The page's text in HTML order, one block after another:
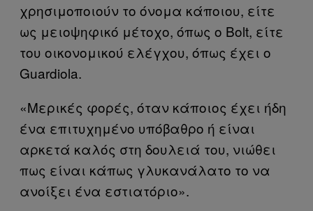
χρησιμοποιούν το όνομα κάποιου, είτε
ως μειοψηφικό μέτοχο, όπως ο Bolt, είτε
του οικονομικού ελέγχου, όπως έχει ο
Guardiola.
«Μερικές φορές, όταν κάποιος έχει ήδη
ένα επιτυχημένο υπόβαθρο ή είναι
αρκετά καλός στη δουλειά του, νιώθει
πως είναι κάπως γλυκανάλατο το να
ανοίξει ένα εστιατόριο».